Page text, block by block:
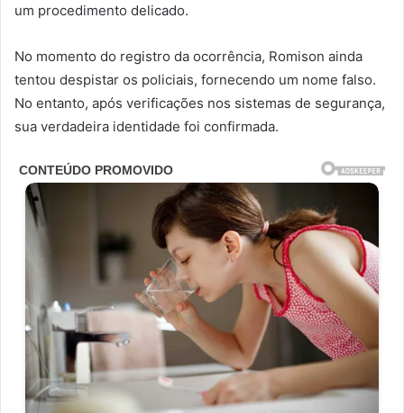
um procedimento delicado.
No momento do registro da ocorrência, Romison ainda
tentou despistar os policiais, fornecendo um nome falso.
No entanto, após verificações nos sistemas de segurança,
sua verdadeira identidade foi confirmada.